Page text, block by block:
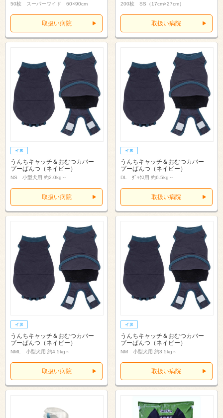
50枚 スーパーワイド 60×90cm
取扱い病院
200枚 SS（17cm×27cm）
取扱い病院
うんちキャッチ＆おむつカバー
プーぱんつ（ネイビー）
NS 小型犬用 約2.0kg～
取扱い病院
うんちキャッチ＆おむつカバー
プーぱんつ（ネイビー）
DL ﾀﾞｯｸｽ用 約6.5kg～
取扱い病院
うんちキャッチ＆おむつカバー
プーぱんつ（ネイビー）
NML 小型犬用 約4.5kg～
取扱い病院
うんちキャッチ＆おむつカバー
プーぱんつ（ネイビー）
NM 小型犬用 約3.5kg～
取扱い病院